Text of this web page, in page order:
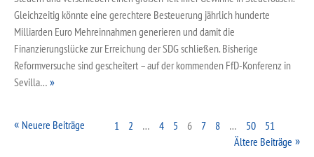
Gleichzeitig könnte eine gerechtere Besteuerung jährlich hunderte
Milliarden Euro Mehreinnahmen generieren und damit die
Finanzierungslücke zur Erreichung der SDG schließen. Bisherige
Reformversuche sind gescheitert – auf der kommenden FfD-Konferenz in
Sevilla…
Neuere Beiträge 1 2 … 4 5 6 7 8 … 50
51
Ältere Beiträge